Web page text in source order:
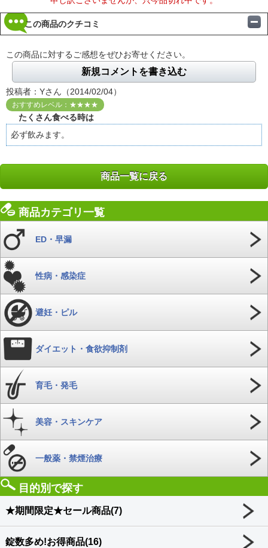
この商品のクチコミ
この商品に対するご感想をぜひお寄せください。
新規コメントを書き込む
投稿者：Yさん（2014/02/04）
おすすめレベル：★★★★
たくさん食べる時は
必ず飲みます。
商品一覧に戻る
商品カテゴリ一覧
ED・早漏
性病・感染症
避妊・ピル
ダイエット・食欲抑制剤
育毛・発毛
美容・スキンケア
一般薬・禁煙治療
目的別で探す
★期間限定★セール商品(7)
錠数多め!お得商品(16)